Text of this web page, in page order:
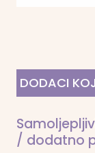
DODACI
/ dodatno